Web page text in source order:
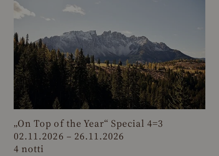
„On Top of the Year“ Special 4=3
02.11.2026 – 26.11.2026
4 notti